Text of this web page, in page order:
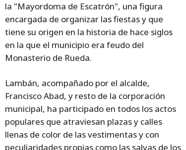
la "Mayordoma de Escatrón", una figura
encargada de organizar las fiestas y que
tiene su origen en la historia de hace siglos
en la que el municipio era feudo del
Monasterio de Rueda.
Lambán, acompañado por el alcalde,
Francisco Abad, y resto de la corporación
municipal, ha participado en todos los actos
populares que atraviesan plazas y calles
llenas de color de las vestimentas y con
peculiaridades propias como las salvas de los